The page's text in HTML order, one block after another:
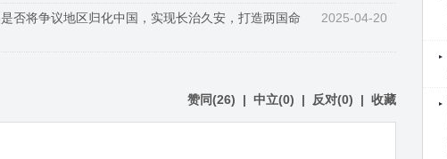
2025-04-20
否将争议地区归化中国，实现长治久安，打造两国命
赞同(26) |中立(0) | 反对(0) |收藏